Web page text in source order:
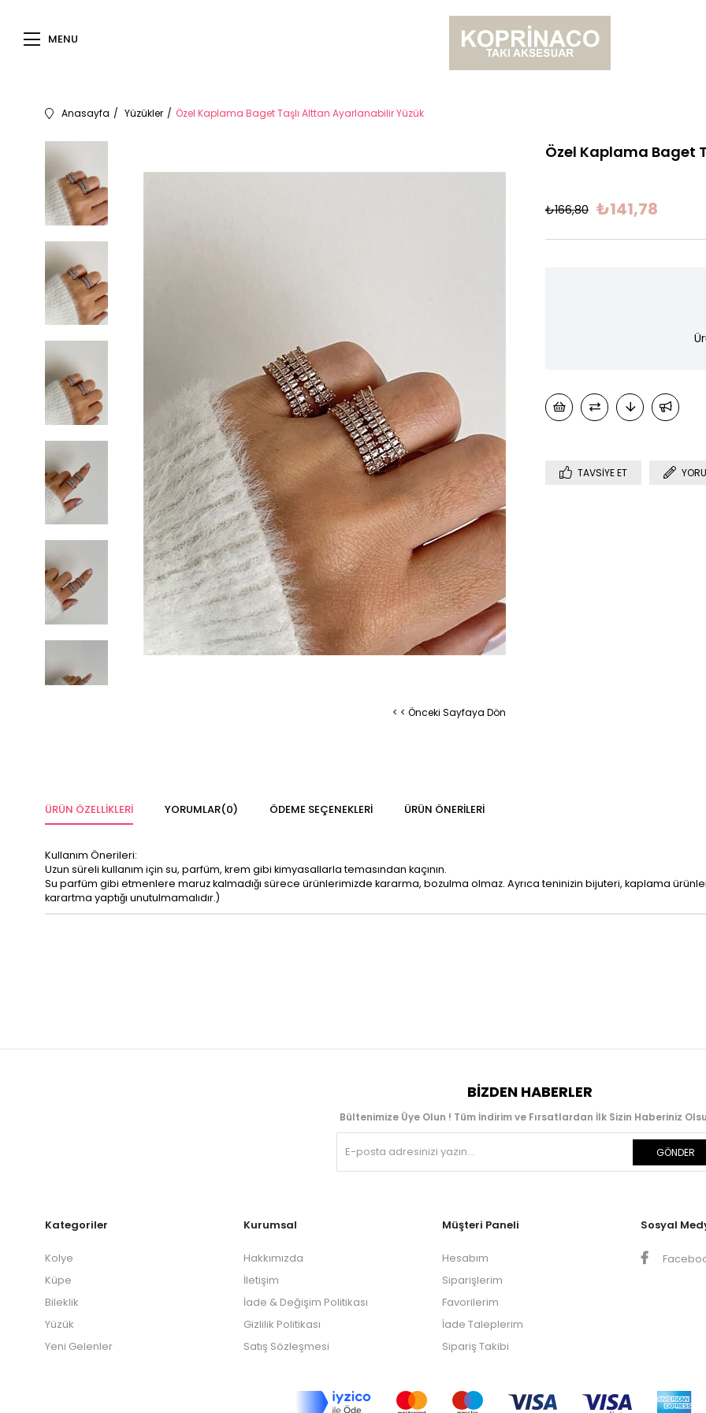
MENU
Anasayfa Yüzükler Özel Kaplama Baget Taşlı Alttan Ayarlanabilir Yüzük
< < Önceki Sayfaya Dön
Özel Kaplama Baget
₺166,80 ₺141,78
TAVSIYE ET
ÜRÜN ÖZELLIKLERI YORUMLAR(0) ÖDEME SEÇENEKLERI ÜRÜN ÖNERILERI
Kullanım Önerileri:
Uzun süreli kullanım için su, parfüm, krem gibi kimyasallarla temasından kaçının.
Su parfüm gibi etmenlere maruz kalmadığı sürece ürünlerimizde kararma, bozulma olmaz. Ayrıca teninizin bijuteri, kaplama
karartma yaptığı unutulmamalıdır.)
BIZDEN HABERLER
Bültenimize Üye Olun ! Tüm İndirim ve Fırsatlardan İlk Sizin Haberiniz
GÖNDER
Kategoriler
Kolye
Küpe
Bileklik
Yüzük
Yeni Gelenler
Kurumsal
Hakkımızda
İletişim
İade & Değişim Politikası
Gizlilik Politikası
Satış Sözleşmesi
Müşteri Paneli
Hesabım
Siparişlerim
Favorilerim
İade Taleplerim
Sipariş Takibi
Sosyal